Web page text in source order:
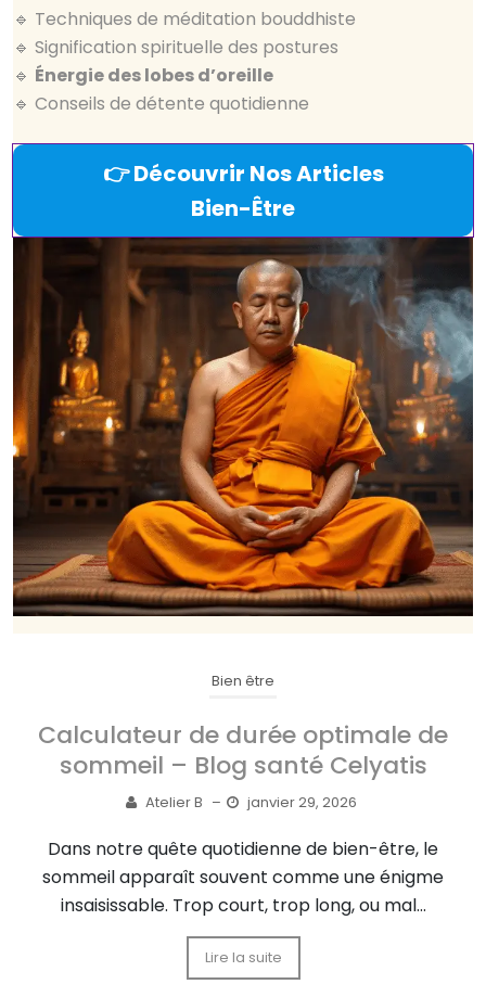
🔹 Techniques de méditation bouddhiste
🔹 Signification spirituelle des postures
🔹 Énergie des lobes d’oreille
🔹 Conseils de détente quotidienne
👉 Découvrir Nos Articles
Bien-Être
Bien être
Calculateur de durée optimale de
sommeil – Blog santé Celyatis
Atelier B – janvier 29, 2026
Dans notre quête quotidienne de bien-être, le
sommeil apparaît souvent comme une énigme
insaisissable. Trop court, trop long, ou mal...
Lire la suite